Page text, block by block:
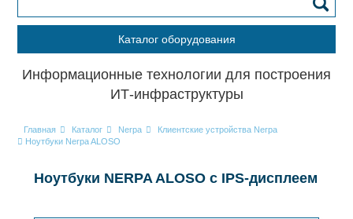
Каталог оборудования
Информационные технологии для построения
ИТ-инфраструктуры
Главная Каталог Nerpa
Клиентские устройства Nerpa
Ноутбуки Nerpa ALOSO
Ноутбуки NERPA ALOSO с IPS-дисплеем